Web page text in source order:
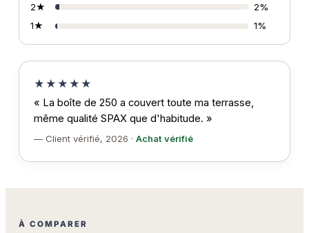
2★
2%
1★
1%
★★★★★
« La boîte de 250 a couvert toute ma terrasse,
même qualité SPAX que d'habitude. »
— Client vérifié, 2026 · Achat vérifié
À COMPARER